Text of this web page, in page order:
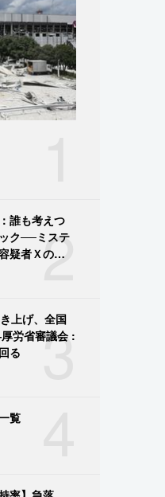
2
誰も考えつ
ク──ミステ
疑者Ｘの献
3
上げ、全国
労省審議会 :
る
覧